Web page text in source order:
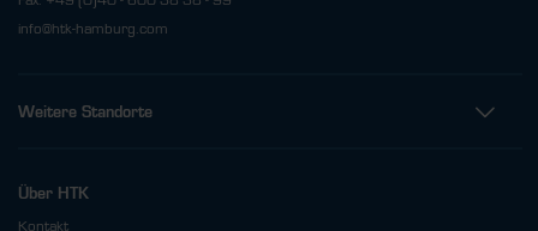
info@htk-hamburg.com
Weitere Standorte
Über HTK
Kontakt